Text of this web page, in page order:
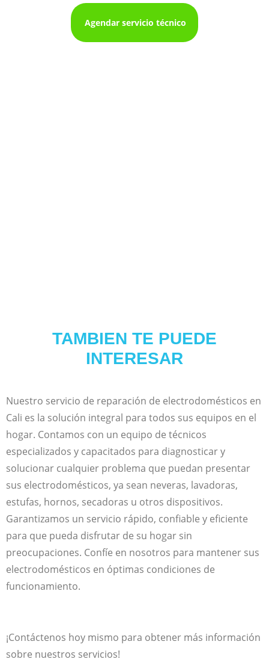
Agendar servicio técnico
TAMBIEN TE PUEDE
INTERESAR
Nuestro servicio de reparación de electrodomésticos en
Cali es la solución integral para todos sus equipos en el
hogar. Contamos con un equipo de técnicos
especializados y capacitados para diagnosticar y
solucionar cualquier problema que puedan presentar
sus electrodomésticos, ya sean neveras, lavadoras,
estufas, hornos, secadoras u otros dispositivos.
Garantizamos un servicio rápido, confiable y eficiente
para que pueda disfrutar de su hogar sin
preocupaciones. Confíe en nosotros para mantener sus
electrodomésticos en óptimas condiciones de
funcionamiento.
¡Contáctenos hoy mismo para obtener más información
sobre nuestros servicios!